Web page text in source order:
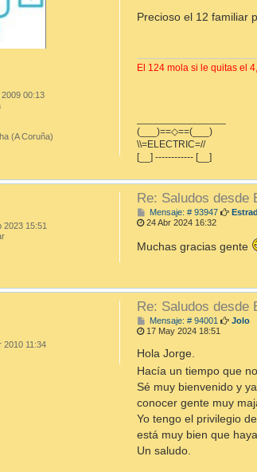
00:13
(A Coruña)
s
Precioso el 12 familiar
El 124 mola si le quitas el
(___)==◇==(___)
\\=ELECTRIC=//
[__] ------------ [__]
2023 15:51
Re: Saludos desde
Mensaje: # 93947M
a
24 Abr 2024 16:32
Muchas gracias gente
2010 11:34
Re: Saludos desde
Mensaje: # 94001 M
e
j
e
Jolo
17 May 2024 18:51
Hola Jorge.
Hacía un tiempo que
Sé muy bienvenido y
conocer gente muy
Yo tengo el privilegio
está muy bien que
Un saludo.